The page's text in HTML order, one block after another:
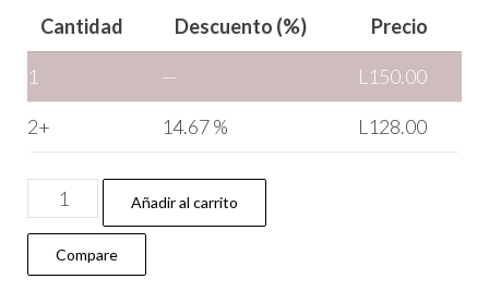
Cantidad Descuento (%) Precio
1 — L 150.00
2+ 14.67 % L 128.00
Añadir al carrito
Compare